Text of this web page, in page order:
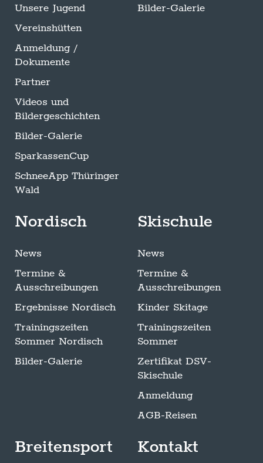
Unsere Jugend
Vereinshütten
Anmeldung /
Dokumente
Partner
Videos und
Bildergeschichten
Bilder-Galerie
SparkassenCup
SchneeApp Thüringer
Wald
Bilder-Galerie
Nordisch
News
Termine &
Ausschreibungen
Ergebnisse Nordisch
Trainingszeiten
Sommer Nordisch
Bilder-Galerie
Skischule
News
Termine &
Ausschreibungen
Kinder Skitage
Trainingszeiten
Sommer
Zertifikat DSV-
Skischule
Anmeldung
AGB-Reisen
Breitensport Kontakt